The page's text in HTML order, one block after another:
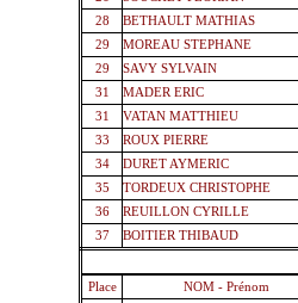
28
BETHAULT MATHIAS
29
MOREAU STEPHANE
29
SAVY SYLVAIN
31
MADER ERIC
31
VATAN MATTHIEU
33
ROUX PIERRE
34
DURET AYMERIC
35
TORDEUX CHRISTOPHE
36
REUILLON CYRILLE
37
BOITIER THIBAUD
Place
NOM - Prénom